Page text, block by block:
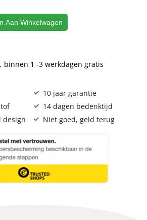
Aan Winkelwagen
binnen 1 -3 werkdagen gratis
design
10 jaar garantie
14 dagen bedenktijd
Niet goed, geld terug